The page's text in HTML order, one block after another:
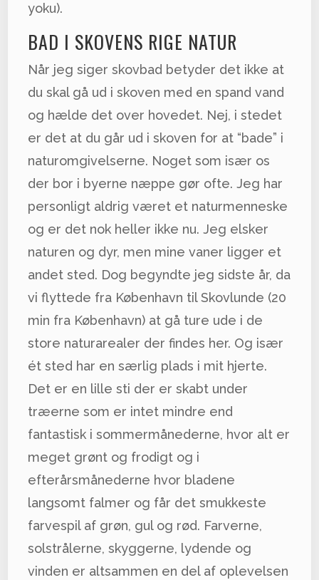
yoku).
BAD I SKOVENS RIGE NATUR
Når jeg siger skovbad betyder det ikke at
du skal gå ud i skoven med en spand vand
og hælde det over hovedet. Nej, i stedet
er det at du går ud i skoven for at “bade” i
naturomgivelserne. Noget som især os
der bor i byerne næppe gør ofte. Jeg har
personligt aldrig været et naturmenneske
og er det nok heller ikke nu. Jeg elsker
naturen og dyr, men mine vaner ligger et
andet sted. Dog begyndte jeg sidste år, da
vi flyttede fra København til Skovlunde (20
min fra København) at gå ture ude i de
store naturarealer der findes her. Og især
ét sted har en særlig plads i mit hjerte.
Det er en lille sti der er skabt under
træerne som er intet mindre end
fantastisk i sommermånederne, hvor alt er
meget grønt og frodigt og i
efterårsmånederne hvor bladene
langsomt falmer og får det smukkeste
farvespil af grøn, gul og rød. Farverne,
solstrålerne, skyggerne, lydende og
vinden er altsammen en del af oplevelsen